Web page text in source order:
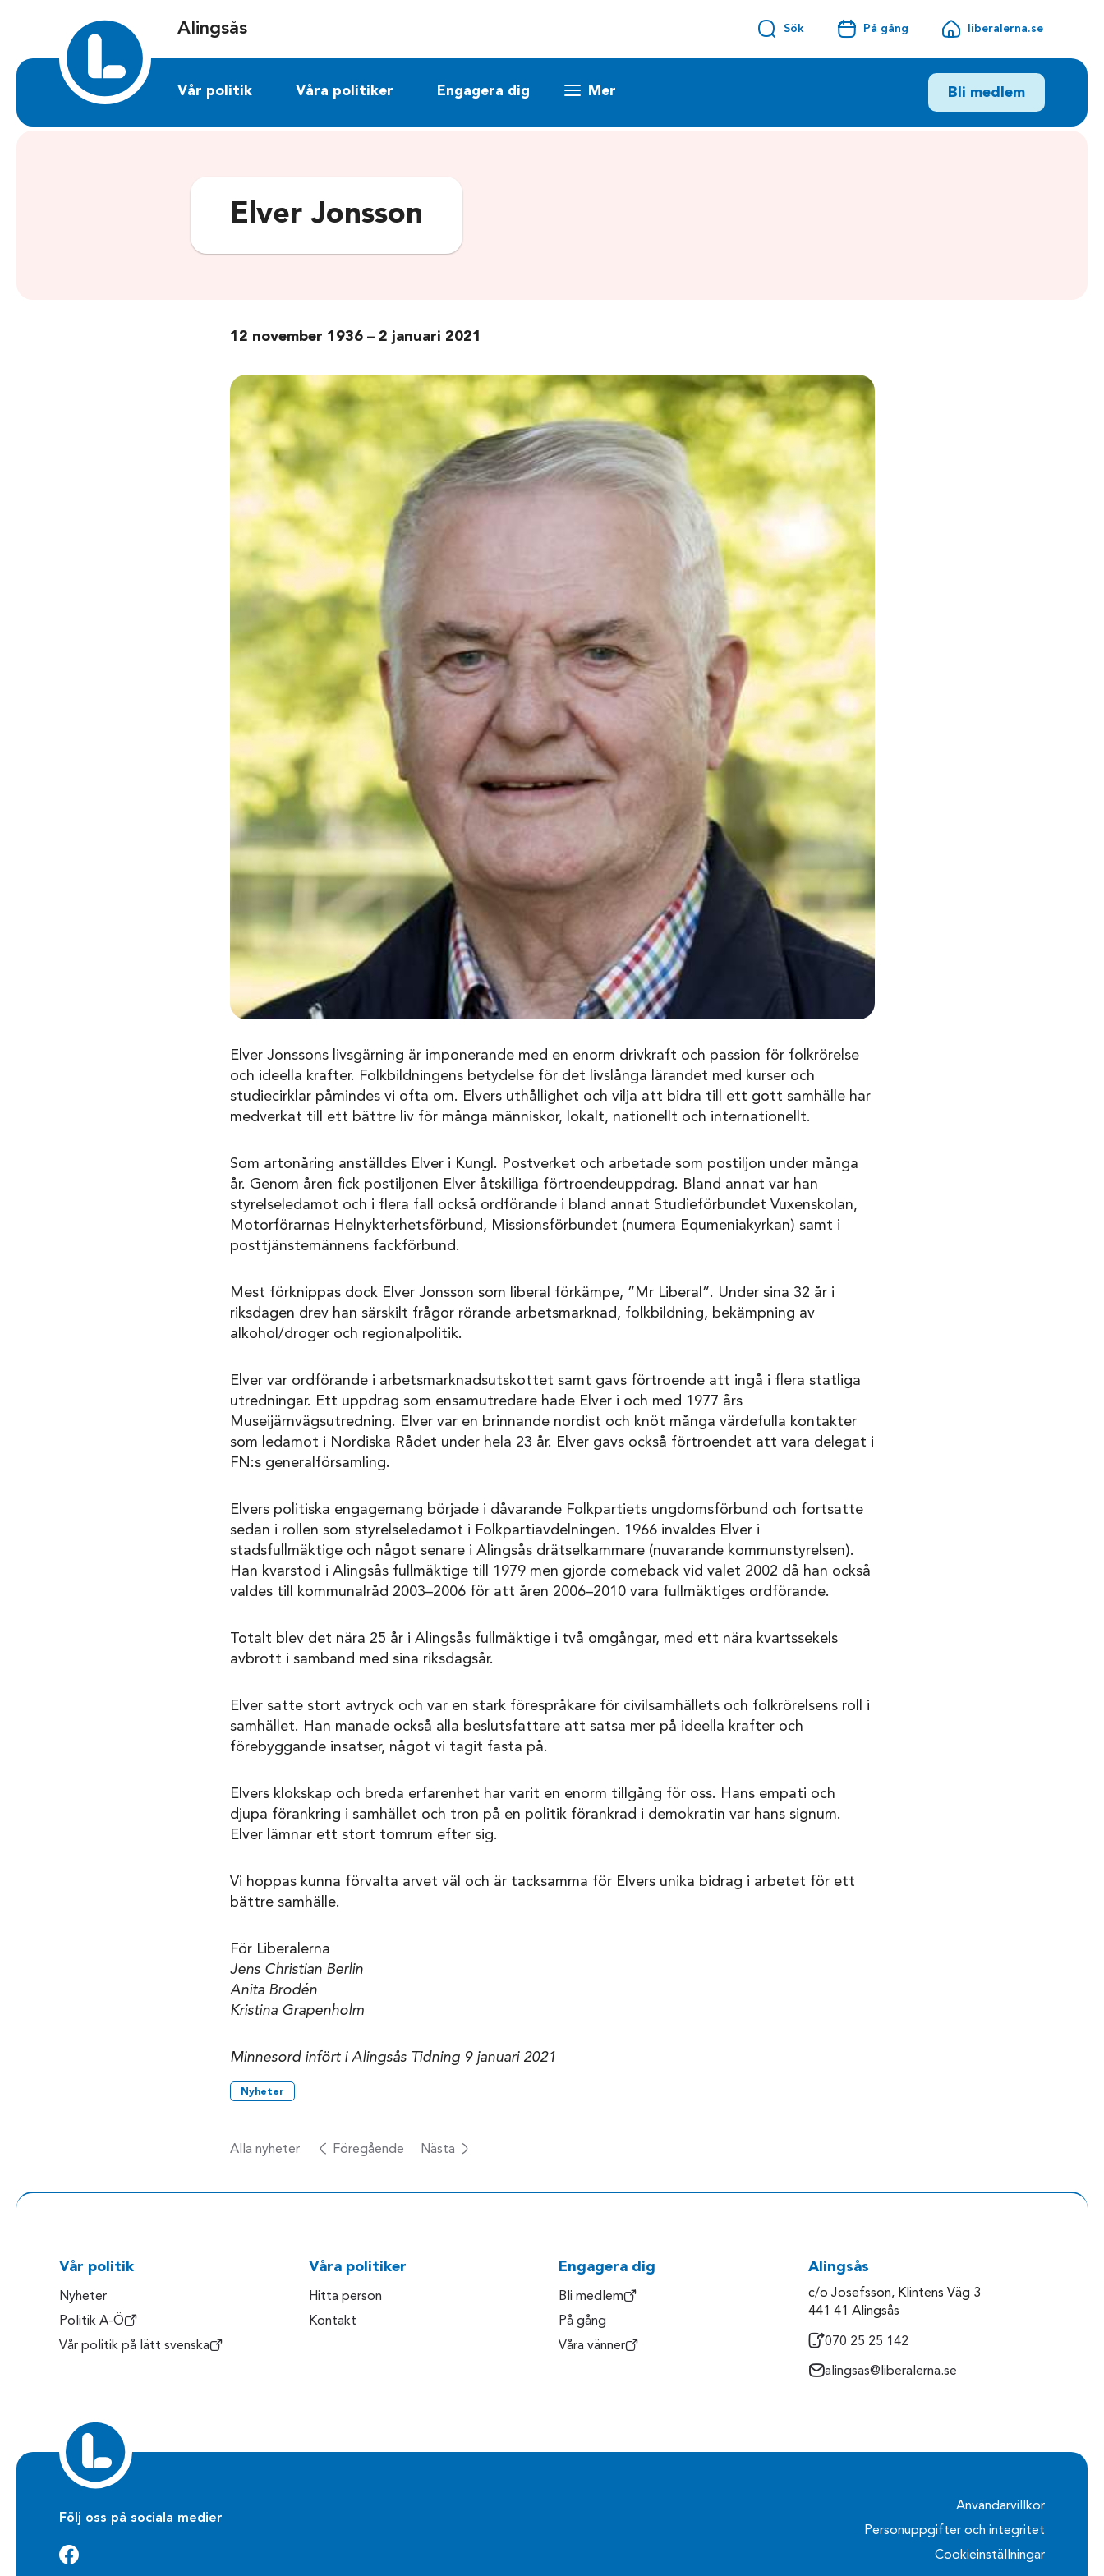
Alingsås Sök På gång liberalerna.se
Vår politik Våra politiker Engagera dig Mer Bli medlem
Elver Jonsson
12 november 1936 – 2 januari 2021
Elver Jonssons livsgärning är imponerande med en enorm drivkraft och passion för folkrörelse
och ideella krafter. Folkbildningens betydelse för det livslånga lärandet med kurser och
studiecirklar påmindes vi ofta om. Elvers uthållighet och vilja att bidra till ett gott samhälle har
medverkat till ett bättre liv för många människor, lokalt, nationellt och internationellt.
Som artonåring anställdes Elver i Kungl. Postverket och arbetade som postiljon under många
år. Genom åren fick postiljonen Elver åtskilliga förtroendeuppdrag. Bland annat var han
styrelseledamot och i flera fall också ordförande i bland annat Studieförbundet Vuxenskolan,
Motorförarnas Helnykterhetsförbund, Missionsförbundet (numera Equmeniakyrkan) samt i
posttjänstemännens fackförbund.
Mest förknippas dock Elver Jonsson som liberal förkämpe, ”Mr Liberal”. Under sina 32 år i
riksdagen drev han särskilt frågor rörande arbetsmarknad, folkbildning, bekämpning av
alkohol/droger och regionalpolitik.
Elver var ordförande i arbetsmarknadsutskottet samt gavs förtroende att ingå i flera statliga
utredningar. Ett uppdrag som ensamutredare hade Elver i och med 1977 års
Museijärnvägsutredning. Elver var en brinnande nordist och knöt många värdefulla kontakter
som ledamot i Nordiska Rådet under hela 23 år. Elver gavs också förtroendet att vara delegat i
FN:s generalförsamling.
Elvers politiska engagemang började i dåvarande Folkpartiets ungdomsförbund och fortsatte
sedan i rollen som styrelseledamot i Folkpartiavdelningen. 1966 invaldes Elver i
stadsfullmäktige och något senare i Alingsås drätselkammare (nuvarande kommunstyrelsen).
Han kvarstod i Alingsås fullmäktige till 1979 men gjorde comeback vid valet 2002 då han också
valdes till kommunalråd 2003–2006 för att åren 2006–2010 vara fullmäktiges ordförande.
Totalt blev det nära 25 år i Alingsås fullmäktige i två omgångar, med ett nära kvartssekels
avbrott i samband med sina riksdagsår.
Elver satte stort avtryck och var en stark förespråkare för civilsamhällets och folkrörelsens roll i
samhället. Han manade också alla beslutsfattare att satsa mer på ideella krafter och
förebyggande insatser, något vi tagit fasta på.
Elvers klokskap och breda erfarenhet har varit en enorm tillgång för oss. Hans empati och
djupa förankring i samhället och tron på en politik förankrad i demokratin var hans signum.
Elver lämnar ett stort tomrum efter sig.
Vi hoppas kunna förvalta arvet väl och är tacksamma för Elvers unika bidrag i arbetet för ett
bättre samhälle.
För Liberalerna
Jens Christian Berlin
Anita Brodén
Kristina Grapenholm
Minnesord infört i Alingsås Tidning 9 januari 2021
Nyheter
Alla nyheter Föregående Nästa
Vår politik
Nyheter
Politik A-Ö
Vår politik på lätt svenska
Våra politiker
Hitta person
Kontakt
Engagera dig
Bli medlem
På gång
Våra vänner
Alingsås
c/o Josefsson, Klintens Väg 3
441 41 Alingsås
070 25 25 142
alingsas@liberalerna.se
Följ oss på sociala medier
Användarvillkor
Personuppgifter och integritet
Cookieinställningar